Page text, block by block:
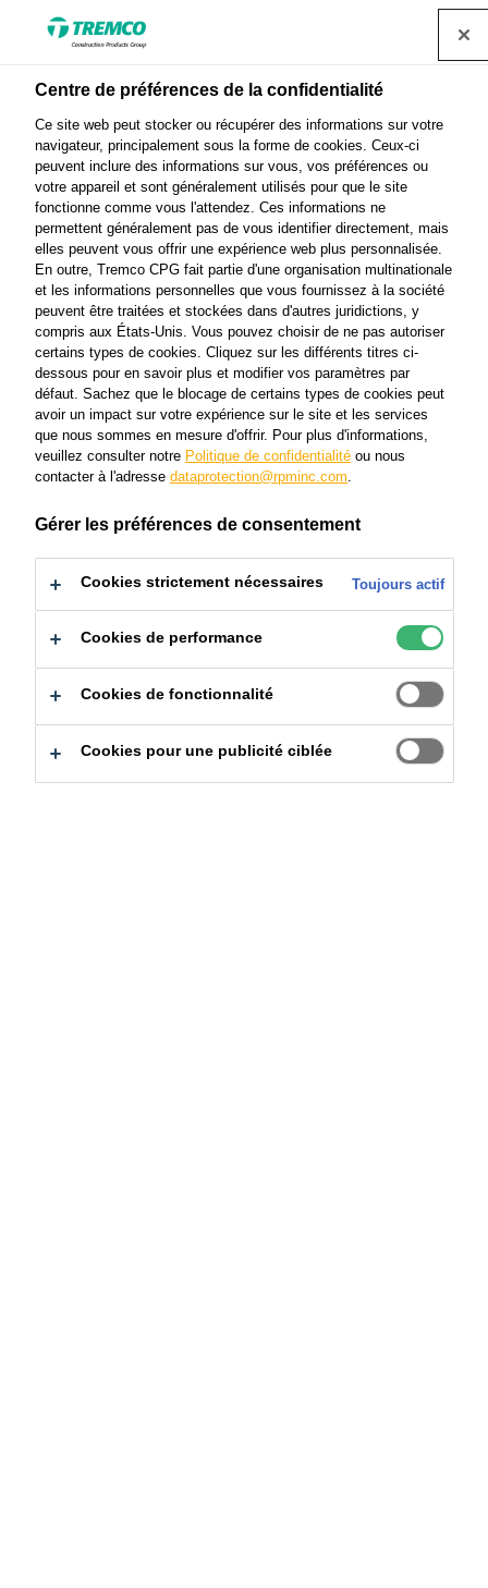
VANDEX SUPER WHITE
Imperméabilisation par cristallisation
Aller
À propos Vidéo
Avantages du produit
Trouver un produit
Centre de préférences de la confidentialité
Ce site web peut stocker ou récupérer des informations sur votre
navigateur, principalement sous la forme de cookies. Ceux-ci
peuvent inclure des informations sur vous, vos préférences ou
votre appareil et sont généralement utilisés pour que le site
fonctionne comme vous l'attendez. Ces informations ne
permettent généralement pas de vous identifier directement, mais
elles peuvent vous offrir une expérience web plus personnalisée.
En outre, Tremco CPG fait partie d'une organisation multinationale
et les informations personnelles que vous fournissez à la société
peuvent être traitées et stockées dans d'autres juridictions, y
compris aux États-Unis. Vous pouvez choisir de ne pas autoriser
certains types de cookies. Cliquez sur les différents titres ci-
dessous pour en savoir plus et modifier vos paramètres par
défaut. Sachez que le blocage de certains types de cookies peut
avoir un impact sur votre expérience sur le site et les services
que nous sommes en mesure d'offrir. Pour plus d'informations,
veuillez consulter notre Politique de confidentialité ou nous
contacter à l'adresse dataprotection@rpminc.com.
Gérer les préférences de consentement
Cookies strictement nécessaires Toujours actif
Cookies de performance
Cookies de fonctionnalité
Cookies pour une publicité ciblée